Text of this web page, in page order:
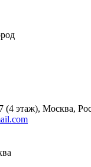
(4 этаж), Москва,